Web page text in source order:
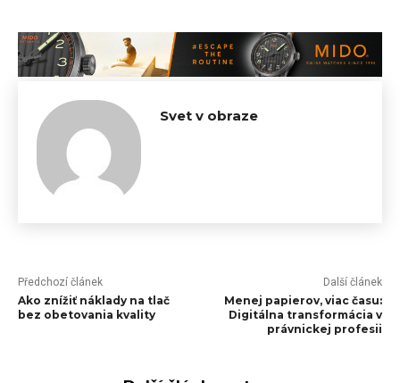
Svet v obraze
Předchozí článek
Ako znížiť náklady na tlač
bez obetovania kvality
Další článek
Menej papierov, viac času:
Digitálna transformácia v
právnickej profesii